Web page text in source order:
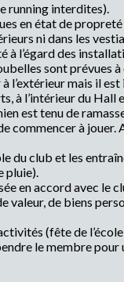
running interdites).
en état de
ni dans les
à l’égard des
sont prévues
l’extérieur mais il
à l’intérieur du
est tenu de
commencer à
du club et les
pluie).
en accord avec le
de biens
(fête de
le membre pour